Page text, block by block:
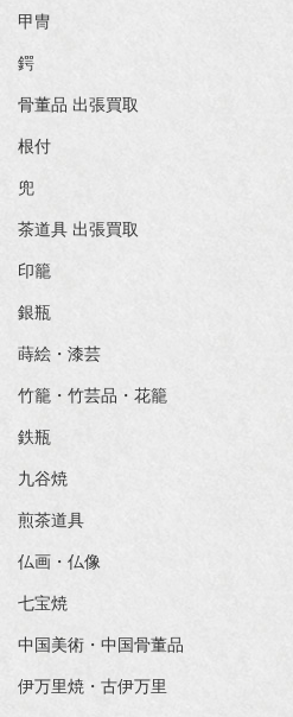
甲冑
鍔
骨董品 出張買取
根付
兜
茶道具 出張買取
印籠
銀瓶
蒔絵・漆芸
竹籠・竹芸品・花籠
鉄瓶
九谷焼
煎茶道具
仏画・仏像
七宝焼
中国美術・中国骨董品
伊万里焼・古伊万里